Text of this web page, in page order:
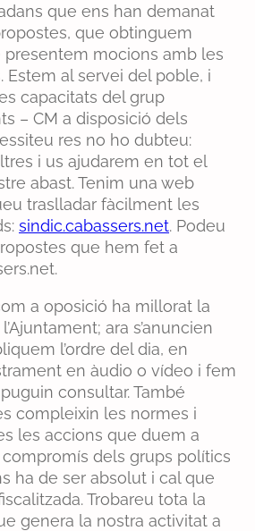
que ens han demanat
que obtinguem
mocions amb les
Estem al servei del poble, i
capacitats del grup
– CM a disposició dels
res no ho dubteu:
i us ajudarem en tot el
abast. Tenim una web
traslladar fàcilment les
sindic.cabassers.net. Podeu
que hem fet a
a oposició ha millorat la
ara s’anuncien
l’ordre del dia, en
en àudio o vídeo i fem
consultar. També
compleixin les normes i
les accions que duem a
dels grups polítics
ha de ser absolut i cal que
Trobareu tota la
genera la nostra activitat a